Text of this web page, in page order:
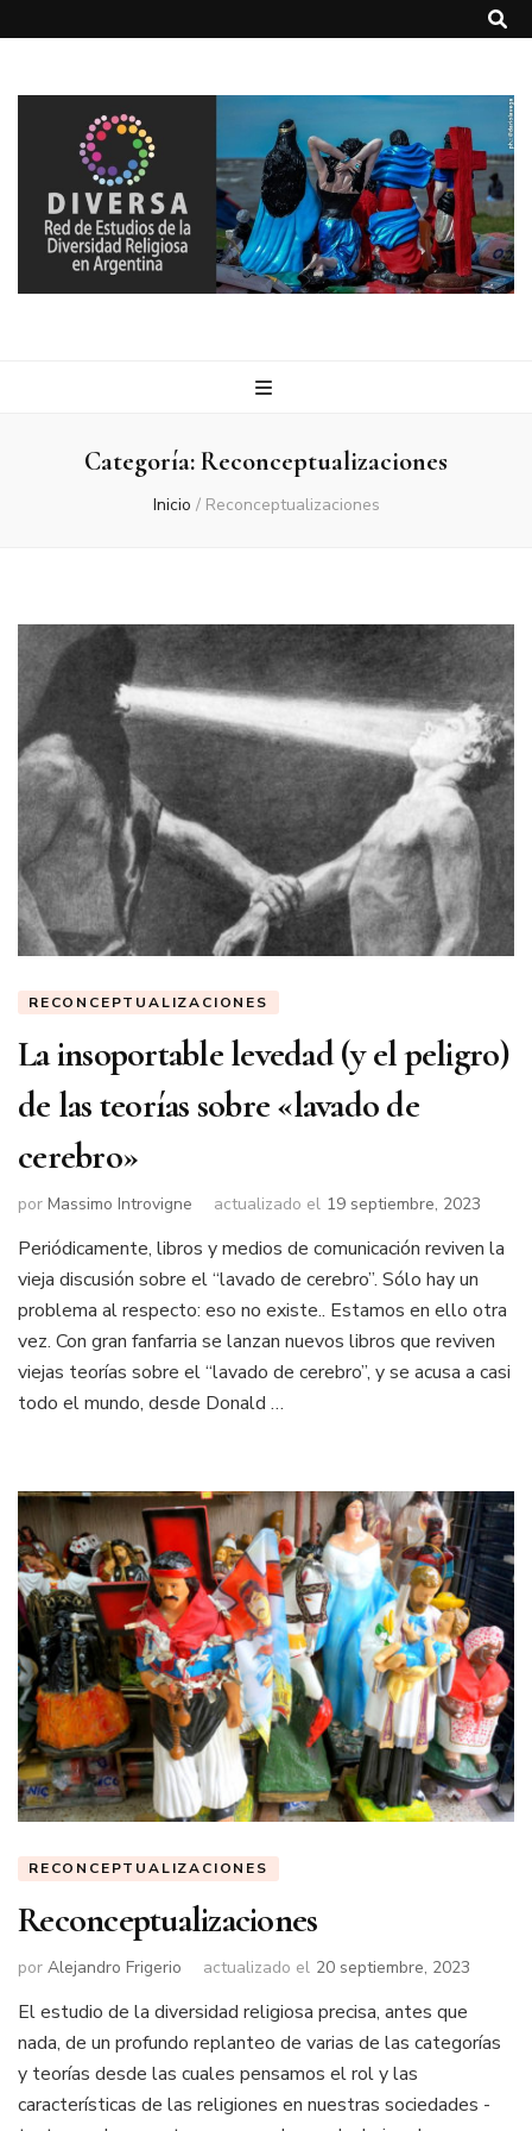
Categoría:Reconceptualizaciones
Inicio / Reconceptualizaciones
RECONCEPTUALIZACIONES
La insoportable levedad (y el peligro)
de las teorías sobre «lavado de
cerebro»
por Massimo Introvigne actualizado el 19 septiembre, 2023
Periódicamente, libros y medios de comunicación reviven la
vieja discusión sobre el “lavado de cerebro”. Sólo hay un
problema al respecto: eso no existe.. Estamos en ello otra
vez. Con gran fanfarria se lanzan nuevos libros que reviven
viejas teorías sobre el “lavado de cerebro”, y se acusa a casi
todo el mundo, desde Donald …
RECONCEPTUALIZACIONES
Reconceptualizaciones
por Alejandro Frigerio actualizado el 20 septiembre, 2023
El estudio de la diversidad religiosa precisa, antes que
nada, de un profundo replanteo de varias de las categorías
y teorías desde las cuales pensamos el rol y las
características de las religiones en nuestras sociedades -